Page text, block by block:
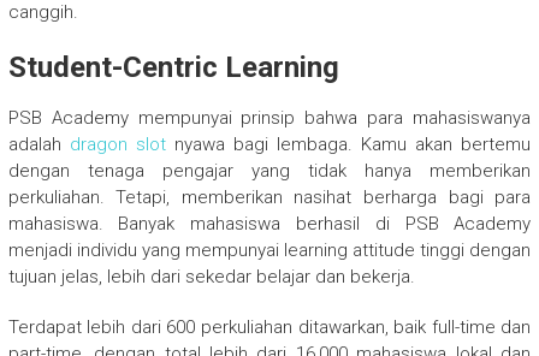
canggih.
Student-Centric Learning
PSB Academy mempunyai prinsip bahwa para mahasiswanya
adalah dragon slotnyawa bagi lembaga. Kamu akan bertemu
dengan tenaga pengajar yang tidak hanya memberikan
perkuliahan. Tetapi, memberikan nasihat berharga bagi para
mahasiswa. Banyak mahasiswa berhasil di PSB Academy
menjadi individu yang mempunyai learning attitude tinggi dengan
tujuan jelas, lebih dari sekedar belajar dan bekerja.
Terdapat lebih dari 600 perkuliahan ditawarkan, baik full-time dan